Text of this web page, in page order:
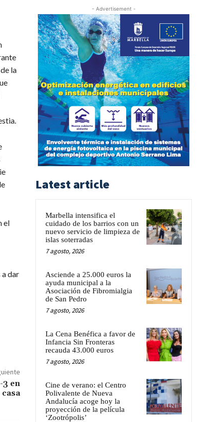
la
el
dar
3 en
casa
- Advertisement -
Latest article
Marbella intensifica el
cuidado de los barrios con un
nuevo servicio de limpieza de
islas soterradas
7 agosto, 2026
Asciende a 25.000 euros la
ayuda municipal a la
Asociación de Fibromialgia
de San Pedro
7 agosto, 2026
La Cena Benéfica a favor de
Infancia Sin Fronteras
recauda 43.000 euros
7 agosto, 2026
Cine de verano: el Centro
Polivalente de Nueva
Andalucía acoge hoy la
proyección de la película
‘Zootrópolis’